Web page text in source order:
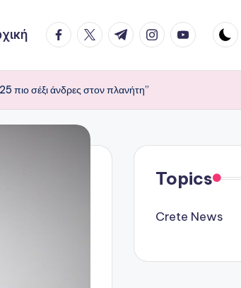
facebook.com
twitter.com
t.me instagram.com
youtube.com
πιο σέξι άνδρες στον πλανήτη”
Topics
Crete News